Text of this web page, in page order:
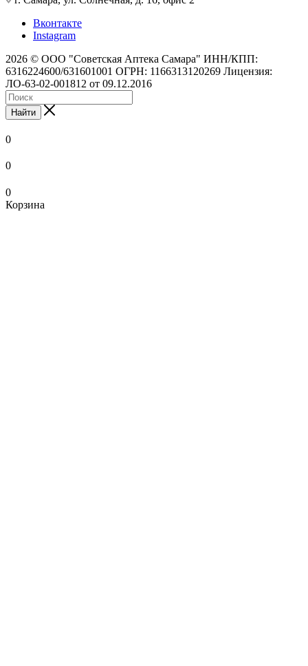
Вконтакте
Instagram
2026 © ООО "Советская Аптека Самара" ИНН/КПП:
6316224600/631601001 ОГРН: 1166313120269 Лицензия:
ЛО-63-02-001812 от 09.12.2016
Найти
0
0
0
Корзина